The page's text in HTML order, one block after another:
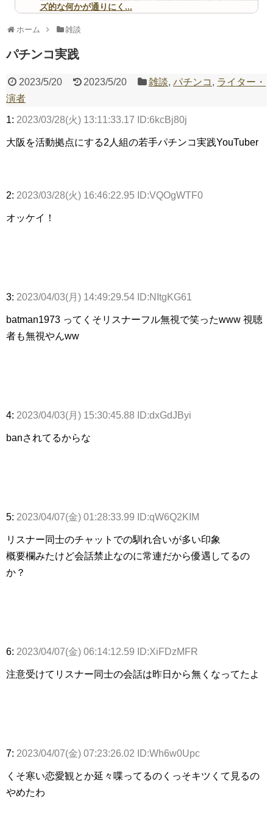
ズ的な何かが通りにく...
いヤバいか教えて？...
ホーム 雑談
パチンコ実践
2023/5/20 2023/5/20 雑談,パチンコ , ライター・
演者
1: 2023/03/28(火) 13:11:33.17 ID:6kcBj80j
大阪を活動拠点にする2人組の若手パチンコ実践YouTuber
2: 2023/03/28(火) 16:46:22.95 ID:VQOgWTF0
オッケイ！
3: 2023/04/03(月) 14:49:29.54 ID:NItgKG61
batman1973 ってくそリスナーフル無視で笑ったwww 視聴
者も無視やんww
4: 2023/04/03(月) 15:30:45.88 ID:dxGdJByi
banされてるからな
5: 2023/04/07(金) 01:28:33.99 ID:qW6Q2KIM
リスナー同士のチャットでの馴れ合いが多い印象
概要欄みたけど会話禁止なのに常連だから優遇してるの
か？
6: 2023/04/07(金) 06:14:12.59 ID:XiFDzMFR
注意受けてリスナー同士の会話は昨日から無くなってたよ
7: 2023/04/07(金) 07:23:26.02 ID:Wh6w0Upc
くそ寒い恋愛観とか延々喋ってるのくっそキツくて見るの
やめたわ